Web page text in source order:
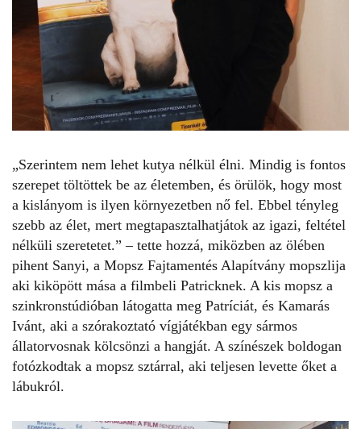
„Szerintem nem lehet kutya nélkül élni. Mindig is fontos
szerepet töltöttek be az életemben, és örülök, hogy most
a kislányom is ilyen környezetben nő fel. Ebbel tényleg
szebb az élet, mert megtapasztalhatjátok az igazi, feltétel
nélküli szeretetet.” – tette hozzá, miközben az ölében
pihent Sanyi, a Mopsz Fajtamentés Alapítvány mopszlija
aki kiköpött mása a filmbeli Patricknek. A kis mopsz a
szinkronstúdióban látogatta meg Patríciát, és Kamarás
Ivánt, aki a szórakoztató vígjátékban egy sármos
állatorvosnak kölcsönzi a hangját. A színészek boldogan
fotózkodtak a mopsz sztárral, aki teljesen levette őket a
lábukról.